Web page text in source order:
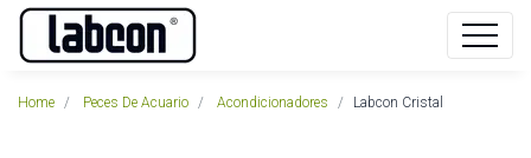
Home Peces De Acuario Acondicionadores Labcon Cristal